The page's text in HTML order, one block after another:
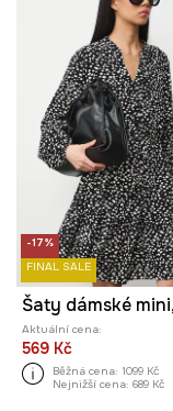
-17%
FINAL SALE
Aktuální cena:
569 Kč
Běžná cena: 1099 Kč
Nejnižší cena: 689 Kč